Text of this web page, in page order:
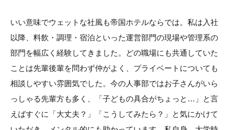
いい意味でウェットな社風も帝国ホテルならでは。私は入社
以降、料飲・調理・宿泊といった運営部門の現場や管理系の
部門を幅広く経験してきました。どの職場にも共通していた
ことは先輩後輩を問わず仲がよく、プライベートについても
相談しやすい雰囲気でした。今の人事部ではお子さんがいら
っしゃる先輩方も多く、「子どもの具合がちょっと…」と言
えばすぐに「大丈夫？」「こうしてみたら？」と気にかけて